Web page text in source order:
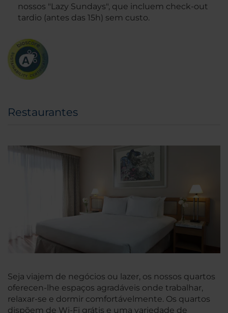
nossos "Lazy Sundays", que incluem check-out
tardio (antes das 15h) sem custo.
Restaurantes
Seja viajem de negócios ou lazer, os nossos quartos
oferecen-lhe espaços agradáveis onde trabalhar,
relaxar-se e dormir comfortávelmente. Os quartos
dispõem de Wi-Fi grátis e uma variedade de